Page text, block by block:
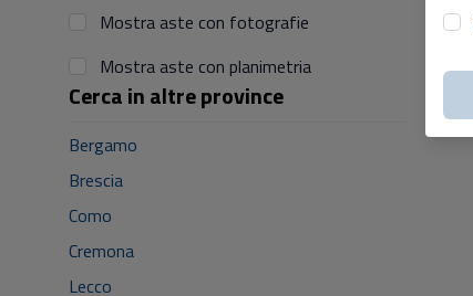
Mostra aste con fotografie
Mostra aste con planimetria
Cerca in altre province
Bergamo
Brescia
Como
Cremona
Lecco